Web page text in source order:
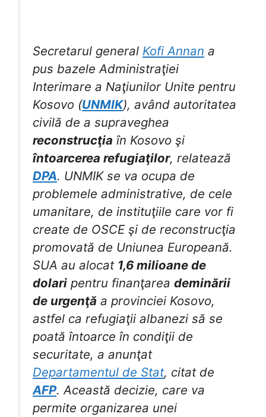
Secretarul general Kofi Annan a
pus bazele Administraţiei
Interimare a Naţiunilor Unite pentru
Kosovo (UNMIK), având autoritatea
civilă de a supraveghea
reconstrucţia în Kosovo şi
întoarcerea refugiaţilor, relatează
DPA. UNMIK se va ocupa de
problemele administrative, de cele
umanitare, de instituţiile care vor fi
create de OSCE şi de reconstrucţia
promovată de Uniunea Europeană.
SUA au alocat 1,6 milioane de
dolari pentru finanţarea deminării
de urgenţă a provinciei Kosovo,
astfel ca refugiaţii albanezi să se
poată întoarce în condiţii de
securitate, a anunţat
Departamentul de Stat, citat de
AFP. Această decizie, care va
permite organizarea unei